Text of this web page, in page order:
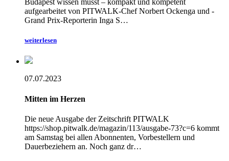
Budapest wissen müsst – kompakt und kompetent
aufgearbeitet von PITWALK-Chef Norbert Ockenga und -
Grand Prix-Reporterin Inga S…
weiterlesen
07.07.2023
Mitten im Herzen
Die neue Ausgabe der Zeitschrift PITWALK
https://shop.pitwalk.de/magazin/113/ausgabe-73?c=6 kommt
am Samstag bei allen Abonnenten, Vorbestellern und
Dauerbeziehern an. Noch ganz dr…